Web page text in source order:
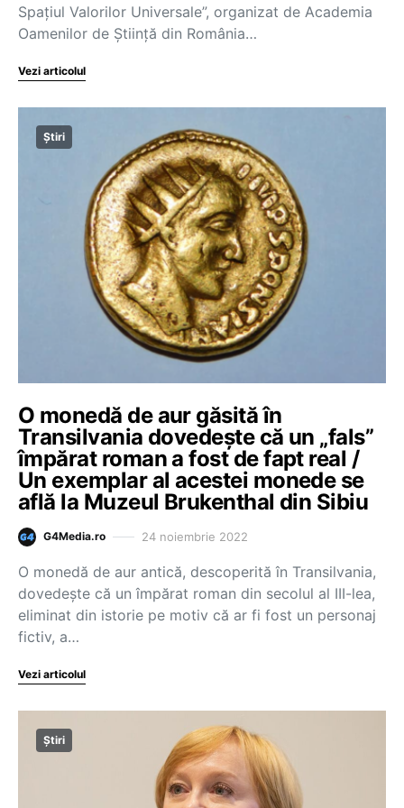
Spațiul Valorilor Universale”, organizat de Academia
Oamenilor de Știință din România…
Vezi articolul
Știri
O monedă de aur găsită în
Transilvania dovedește că un „fals”
împărat roman a fost de fapt real /
Un exemplar al acestei monede se
află la Muzeul Brukenthal din Sibiu
G4Media.ro 24 noiembrie 2022
O monedă de aur antică, descoperită în Transilvania,
dovedește că un împărat roman din secolul al III-lea,
eliminat din istorie pe motiv că ar fi fost un personaj
fictiv, a…
Vezi articolul
Știri